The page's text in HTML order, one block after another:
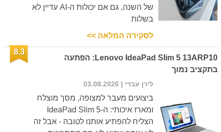
של השנה, גם אם יכולות ה-AI עדיין לא
בשלות
לסקירה המלאה >>
Lenovo IdeaPad Slim 5 13ARP10: הפתעה
בתקציב נמוך
8.3
לירן עבדי | 03.08.2026
ביצועים מעבר למצופה, מסך מוצלח
ומארז איכותי: ה-IdeaPad Slim 5
הצליח להפתיע אותנו לטובה - אבל זה